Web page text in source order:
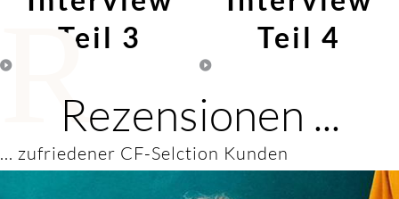
Teil 3
Teil 4
RRezensionen ...
... zufriedener CF-Selction Kunden